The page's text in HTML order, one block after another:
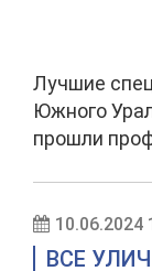
Лучшие
Южного
прошли
10.06.2024
ВСЕ